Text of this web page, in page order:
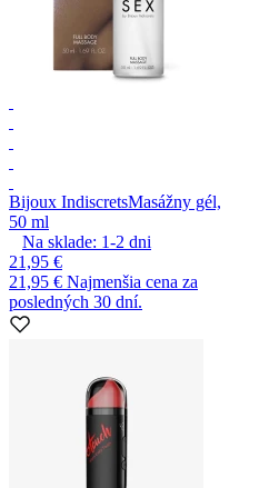
Bijoux IndiscretsMasážny gél,
50 ml
Na sklade: 1-2 dni
21,95 €
21,95 € Najmenšia cena za
posledných 30 dní.